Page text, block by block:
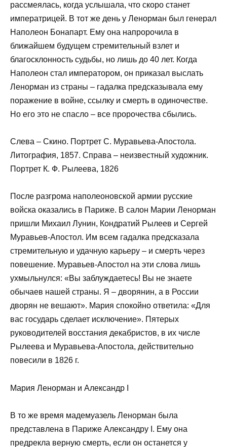
рассмеялась, когда услышала, что скоро станет
императрицей. В тот же день у Ленорман был генерал
Наполеон Бонапарт. Ему она напророчила в
ближайшем будущем стремительный взлет и
благосклонность судьбы, но лишь до 40 лет. Когда
Наполеон стал императором, он приказал выслать
Ленорман из страны – гадалка предсказывала ему
поражение в войне, ссылку и смерть в одиночестве.
Но его это не спасло – все пророчества сбылись.
Слева – Скино. Портрет С. Муравьева-Апостола.
Литография, 1857. Справа – неизвестный художник.
Портрет К. Ф. Рылеева, 1826
После разгрома наполеоновской армии русские
войска оказались в Париже. В салон Марии Ленорман
пришли Михаил Лунин, Кондратий Рылеев и Сергей
Муравьев-Апостол. Им всем гадалка предсказала
стремительную и удачную карьеру – и смерть через
повешение. Муравьев-Апостол на эти слова лишь
ухмыльнулся: «Вы заблуждаетесь! Вы не знаете
обычаев нашей страны. Я – дворянин, а в России
дворян не вешают». Мария спокойно ответила: «Для
вас государь сделает исключение». Пятерых
руководителей восстания декабристов, в их числе
Рылеева и Муравьева-Апостола, действительно
повесили в 1826 г.
Мария Ленорман и Александр I
В то же время мадемуазель Ленорман была
представлена в Париже Александру I. Ему она
предрекла верную смерть, если он останется у